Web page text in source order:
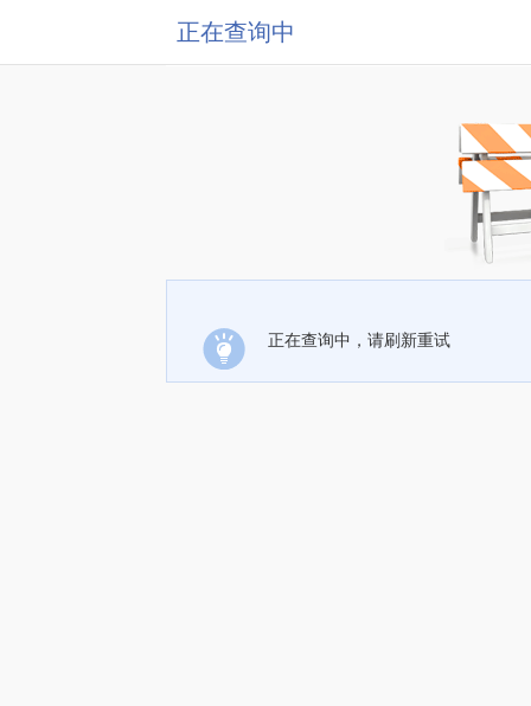
正在查询中
正在查询中，请刷新重试